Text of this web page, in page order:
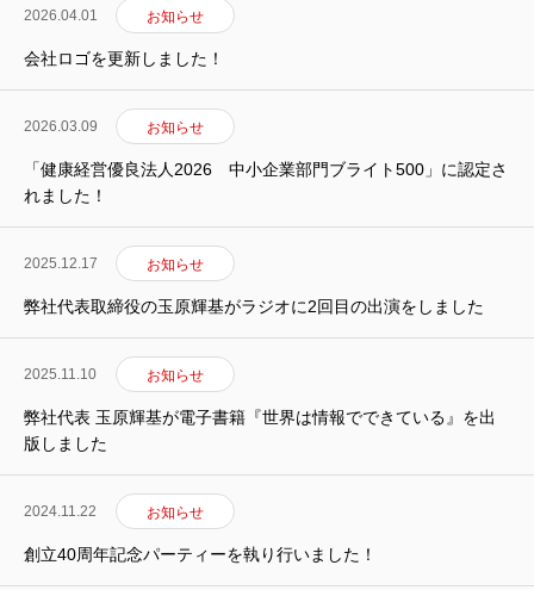
2026.04.01 お知らせ
会社ロゴを更新しました！
2026.03.09 お知らせ
「健康経営優良法人2026 中小企業部門ブライト500」に認定さ
れました！
2025.12.17 お知らせ
弊社代表取締役の玉原輝基がラジオに2回目の出演をしました
2025.11.10 お知らせ
弊社代表 玉原輝基が電子書籍『世界は情報でできている』を出
版しました
2024.11.22 お知らせ
創立40周年記念パーティーを執り行いました！